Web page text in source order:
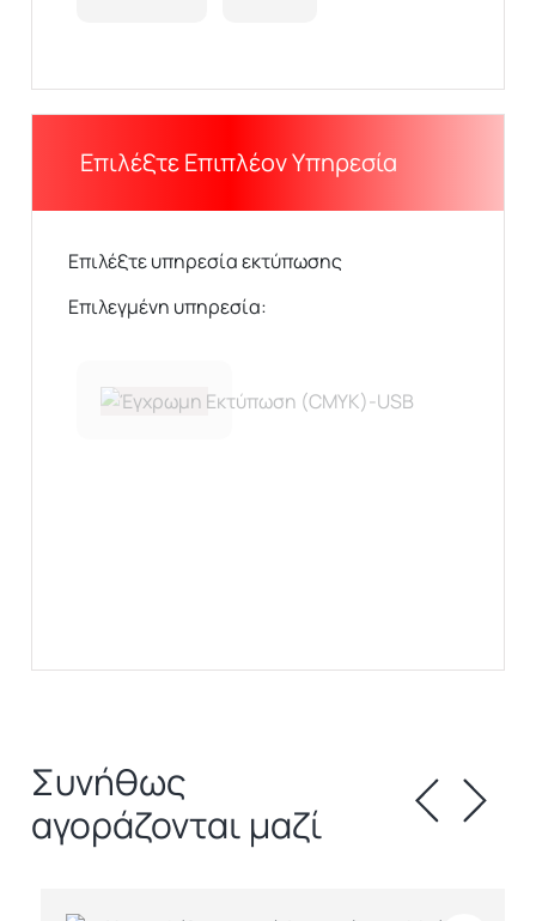
Επιλέξτε Επιπλέον Υπηρεσία
Επιλέξτε υπηρεσία εκτύπωσης
Επιλεγμένη υπηρεσία:
Συνήθως
αγοράζονται μαζί